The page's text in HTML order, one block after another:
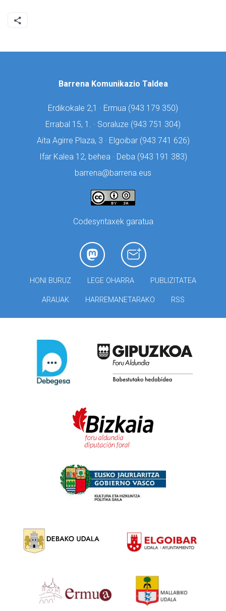
Barrena Komunikazio Taldea
Erdikokale 2,1 · Ermua (943 179 350)
Errabal 15, 1. · Soraluze (943 751 304)
Aita Agirre Plaza, 3 · Elgoibar (943 741 626)
Ifar Kalea 12, behea · Deba (943 191 383)
barrena@barrena.eus
Codesyntaxek garatua
HONI BURUZ LEGE OHARRA PUBLIZITATEA
ARAUAK HARREMANETARAKO RSS